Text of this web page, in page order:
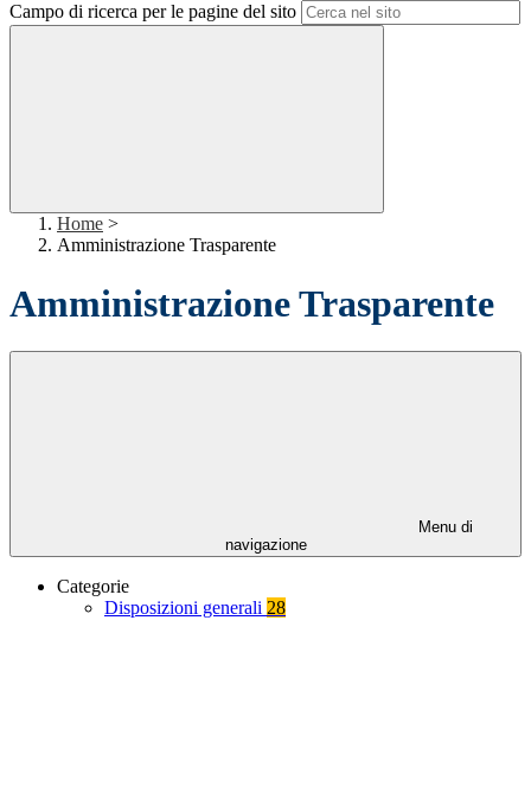
Campo di ricerca per le pagine del sito
Home >
Amministrazione Trasparente
Amministrazione Trasparente
Menu di
navigazione
Categorie
Disposizioni generali 28